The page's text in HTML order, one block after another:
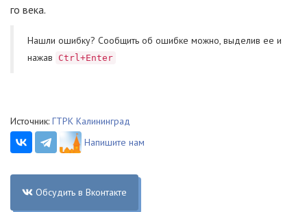
го века.
Нашли ошибку? Cообщить об ошибке можно, выделив ее и
нажав
Ctrl+Enter
Источник: ГТРК Калининград
Напишите нам
Обсудить в Вконтакте